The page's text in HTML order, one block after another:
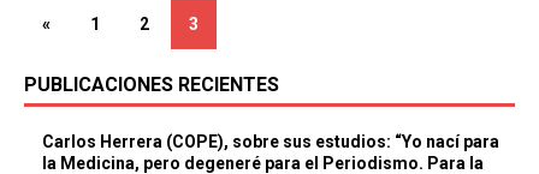
« 1 2 3
PUBLICACIONES RECIENTES
Carlos Herrera (COPE), sobre sus estudios: “Yo nací para
la Medicina, pero degeneré para el Periodismo. Para la